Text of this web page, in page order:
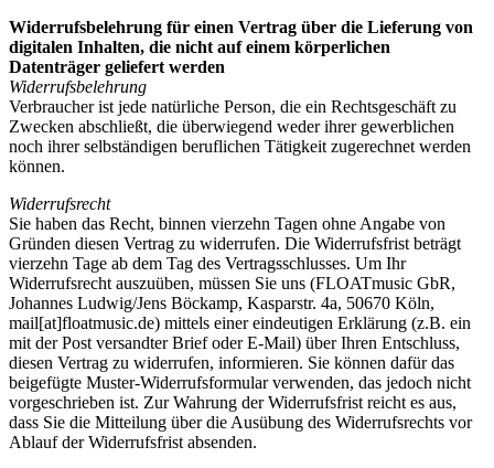
Widerrufsbelehrung für einen Vertrag über die Lieferung von
digitalen Inhalten, die nicht auf einem körperlichen
Datenträger geliefert werden
Widerrufsbelehrung
Verbraucher ist jede natürliche Person, die ein Rechtsgeschäft zu
Zwecken abschließt, die überwiegend weder ihrer gewerblichen
noch ihrer selbständigen beruflichen Tätigkeit zugerechnet werden
können.
Widerrufsrecht
Sie haben das Recht, binnen vierzehn Tagen ohne Angabe von
Gründen diesen Vertrag zu widerrufen. Die Widerrufsfrist beträgt
vierzehn Tage ab dem Tag des Vertragsschlusses. Um Ihr
Widerrufsrecht auszuüben, müssen Sie uns (FLOATmusic GbR,
Johannes Ludwig/Jens Böckamp, Kasparstr. 4a, 50670 Köln,
mail[at]floatmusic.de) mittels einer eindeutigen Erklärung (z.B. ein
mit der Post versandter Brief oder E-Mail) über Ihren Entschluss,
diesen Vertrag zu widerrufen, informieren. Sie können dafür das
beigefügte Muster-Widerrufsformular verwenden, das jedoch nicht
vorgeschrieben ist. Zur Wahrung der Widerrufsfrist reicht es aus,
dass Sie die Mitteilung über die Ausübung des Widerrufsrechts vor
Ablauf der Widerrufsfrist absenden.